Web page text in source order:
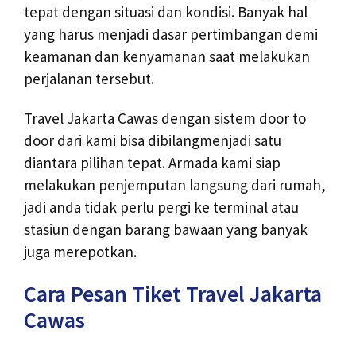
tepat dengan situasi dan kondisi. Banyak hal
yang harus menjadi dasar pertimbangan demi
keamanan dan kenyamanan saat melakukan
perjalanan tersebut.
Travel Jakarta Cawas dengan sistem door to
door dari kami bisa dibilangmenjadi satu
diantara pilihan tepat. Armada kami siap
melakukan penjemputan langsung dari rumah,
jadi anda tidak perlu pergi ke terminal atau
stasiun dengan barang bawaan yang banyak
juga merepotkan.
Cara Pesan Tiket Travel Jakarta
Cawas